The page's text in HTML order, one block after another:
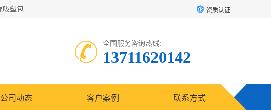
广州盈溢鑫自动化设备有限公司主要产品有茶饼棉纸包装机、蓝泡泡洁厕块设备、奶嘴包装机、香皂保鲜膜包装机、泡壳吸塑包装机、手工皂包装机、百褶机等产品，并根据客户要求生产非标自动化机械及生产线。欢迎广大客户来电咨询！ 资质认证
全国服务咨询热线:
13711620142
公司动态 客户案例 联系方式